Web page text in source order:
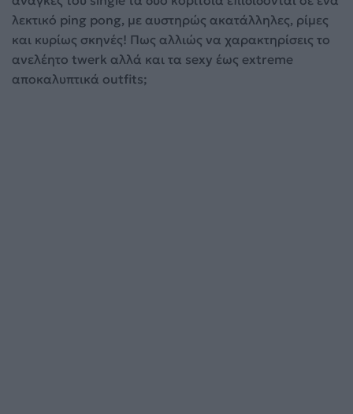
λεκτικό ping pong, με αυστηρώς ακατάλληλες, ρίμες
και κυρίως σκηνές! Πως αλλιώς να χαρακτηρίσεις το
ανελέητο twerk αλλά και τα sexy έως extreme
αποκαλυπτικά outfits;